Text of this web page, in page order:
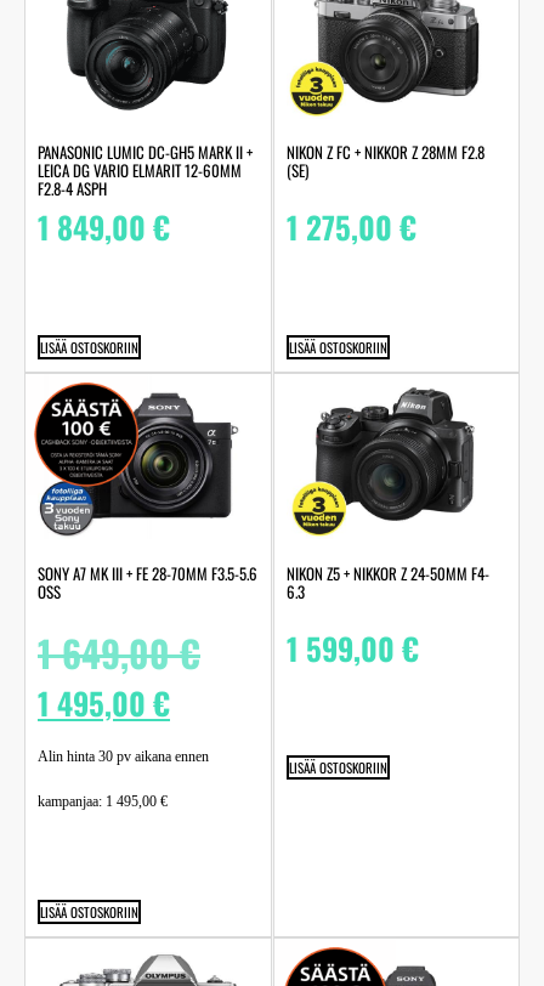
PANASONIC LUMIC DC-GH5 MARK II +
LEICA DG VARIO ELMARIT 12-60MM
F2.8-4 ASPH
1 849,00€
LISÄÄ OSTOSKORIIN
NIKON Z FC + NIKKOR Z 28MM F2.8
(SE)
1 275,00€
LISÄÄ OSTOSKORIIN
SONY A7 MK III + FE 28-70MM F3.5-5.6
OSS
1 649,00€
1 495,00€
Alin hinta 30 pv aikana ennen
kampanjaa: 1 495,00 €
LISÄÄ OSTOSKORIIN
NIKON Z5 + NIKKOR Z 24-50MM F4-
6.3
1 599,00€
LISÄÄ OSTOSKORIIN